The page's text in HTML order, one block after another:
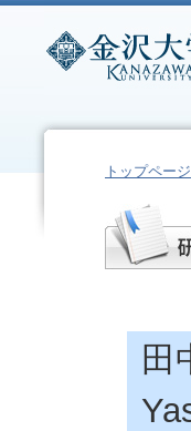
トップページ